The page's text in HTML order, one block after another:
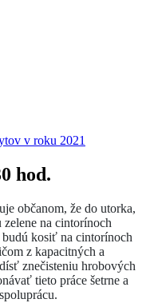
v roku 2021
hod.
občanom, že do utorka,
na cintorínoch
kosiť na cintorínoch
z kapacitných a
znečisteniu hrobových
tieto práce šetrne a